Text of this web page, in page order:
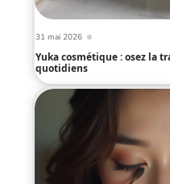
31 mai 2026
Yuka cosmétique : osez la
quotidiens